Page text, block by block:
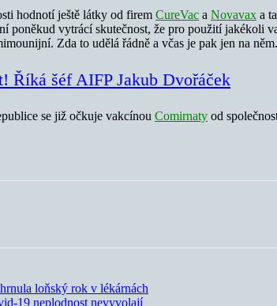
hodnotí ještě látky od firem CureVac a Novavax a
poněkud vytrácí skutečnost, že pro použití
Zda to udělá řádně a včas je pak jen na něm.
Říká šéf AIFP Jakub Dvořáček
se již očkuje vakcínou Comirnaty od
loňský rok v lékárnách
19 neplodnost nevyvolají